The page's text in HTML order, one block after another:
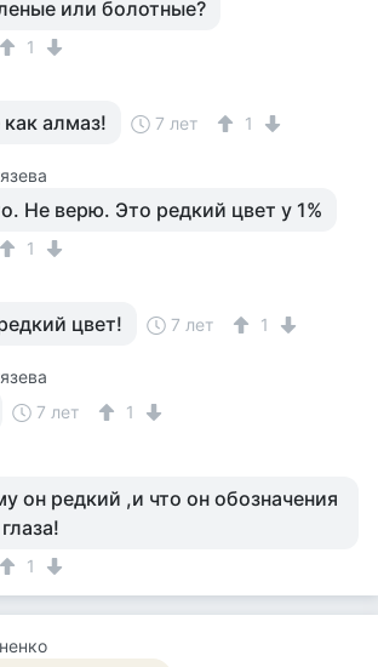
или болотные?
1
алмаз! 7 лет 1
Не верю. Это редкий цвет у 1%
1
цвет! 7 лет 1
7 лет 1
он редкий ,и что он обозначения
1